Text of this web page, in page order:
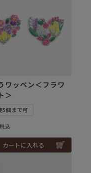
ワッペン＜フラワ
＞
5個まで可
税込
カートに入れる